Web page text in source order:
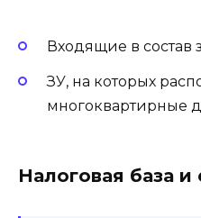
Входящие в состав
ЗУ, на которых
многоквартирные
Налоговая база